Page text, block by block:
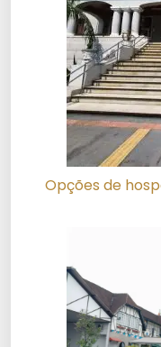
Opções de